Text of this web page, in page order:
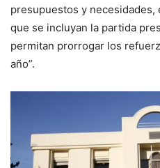
presupuestos y necesidades,
que se incluyan la partida
permitan prorrogar los
año”.